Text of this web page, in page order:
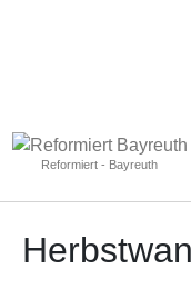
Reformiert - Bayreuth